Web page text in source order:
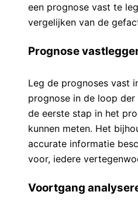
een prognose vast te
vergelijken van de
Prognose
Leg de prognoses vast
prognose in de loop
de eerste stap in het
kunnen meten. Het
accurate informatie
voor, iedere
Voortgang